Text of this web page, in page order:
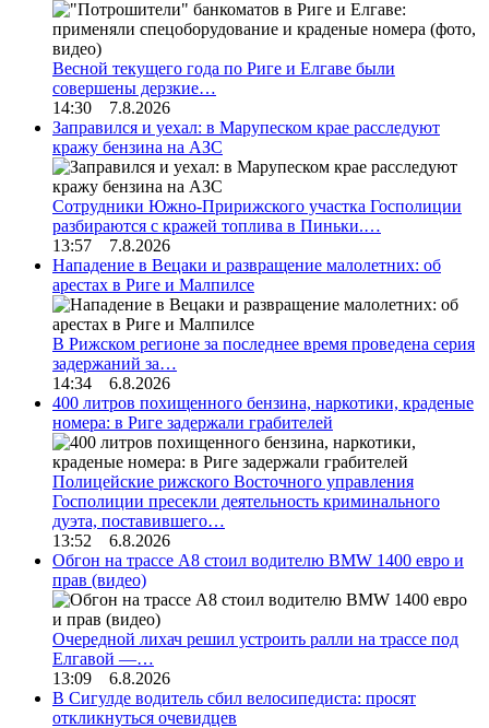
Весной текущего года по Риге и Елгаве были
совершены дерзкие…
14:30 7.8.2026
Заправился и уехал: в Марупеском крае расследуют
кражу бензина на АЗС
Сотрудники Южно-Пририжского участка Госполиции
разбираются с кражей топлива в Пиньки.…
13:57 7.8.2026
Нападение в Вецаки и развращение малолетних: об
арестах в Риге и Малпилсе
В Рижском регионе за последнее время проведена серия
задержаний за…
14:34 6.8.2026
400 литров похищенного бензина, наркотики, краденые
номера: в Риге задержали грабителей
Полицейские рижского Восточного управления
Госполиции пресекли деятельность криминального
дуэта, поставившего…
13:52 6.8.2026
Обгон на трассе А8 стоил водителю BMW 1400 евро и
прав (видео)
Очередной лихач решил устроить ралли на трассе под
Елгавой —…
13:09 6.8.2026
В Сигулде водитель сбил велосипедиста: просят
откликнуться очевидцев